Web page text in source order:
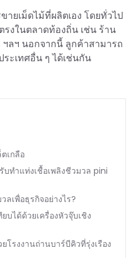
ยเม็ดไม้ที่ผลิตเอง โดยทั่วไป
งในตลาดท้องถิ่น เช่น ร้าน
ฯลฯ นอกจากนี้ ลูกค้าสามารถ
ะเทศอื่น ๆ ได้เช่นกัน
เกลือ
บทำแท่งเชื้อเพลิงชีวมวล pini
ลเพื่อธุรกิจอย่างไร?
บได้ด้วยเครื่องหัวจุ๊บเชิง
โรงงานถ่านบาร์บีคิวที่รุ่งเรือง